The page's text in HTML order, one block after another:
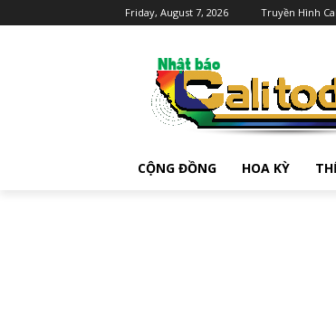
Friday, August 7, 2026 Truyền Hình
CỘNG ĐỒNG HOA KỲ